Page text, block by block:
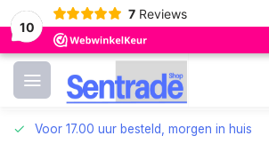
10
7 Reviews
Voor 17.00 uur besteld, morgen in huis